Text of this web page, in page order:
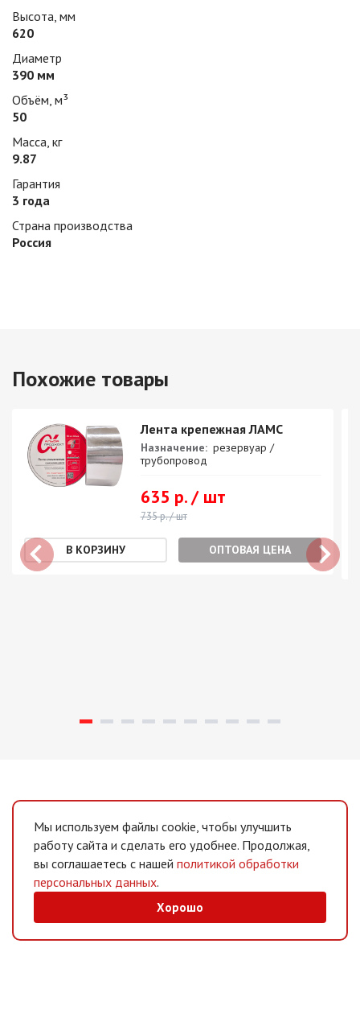
Высота, мм
620
Диаметр
390 мм
Объём, м³
50
Масса, кг
9.87
Гарантия
3 года
Страна производства
Россия
Похожие товары
Лента крепежная ЛАМС
Назначение: резервуар /
трубопровод
635 р. / шт
735 р. / шт
ОПТОВАЯ ЦЕНА
Мы используем файлы cookie, чтобы улучшить
работу сайта и сделать его удобнее. Продолжая,
вы соглашаетесь с нашей политикой обработки
персональных данных.
Хорошо